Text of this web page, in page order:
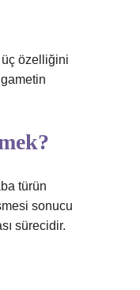
özelliğini
türün
sonucu
sürecidir.